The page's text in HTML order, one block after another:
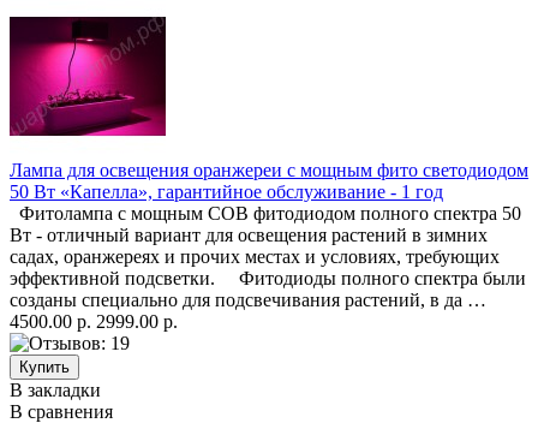
Лампа для освещения оранжереи с мощным фито светодиодом
50 Вт «Капелла», гарантийное обслуживание - 1 год
Фитолампа с мощным COB фитодиодом полного спектра 50
Вт - отличный вариант для освещения растений в зимних
садах, оранжереях и прочих местах и условиях, требующих
эффективной подсветки. Фитодиоды полного спектра были
созданы специально для подсвечивания растений, в да …
4500.00 р. 2999.00 р.
В закладки
В сравнения